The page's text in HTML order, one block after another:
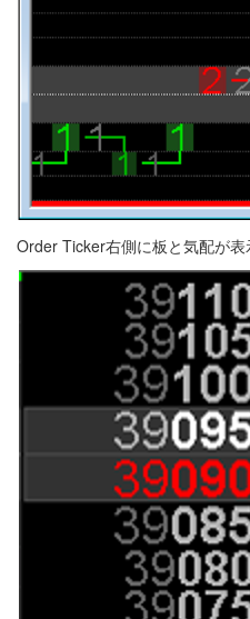
Order Ticker右側に板と気配が